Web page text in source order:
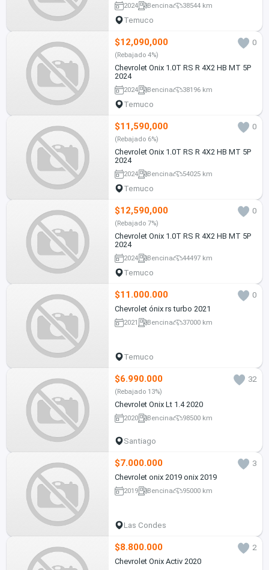
2024 Bencina 38544 km
Temuco
$12,090,000 0
(Rebajado 4%)
Chevrolet Onix 1.0T RS R 4X2 HB MT 5P
2024
2024 Bencina 38196 km
Temuco
$11,590,000 0
(Rebajado 6%)
Chevrolet Onix 1.0T RS R 4X2 HB MT 5P
2024
2024 Bencina 54025 km
Temuco
$12,590,000 0
(Rebajado 7%)
Chevrolet Onix 1.0T RS R 4X2 HB MT 5P
2024
2024 Bencina 44497 km
Temuco
$11.000.000
0
Chevrolet ónix rs turbo 2021
2021 Bencina 37000 km
Temuco
$6.990.000 32
(Rebajado 13%)
Chevrolet Onix Lt 1.4 2020
2020 Bencina 98500 km
Santiago
$7.000.000
3
Chevrolet onix 2019 onix 2019
2019 Bencina 95000 km
Las Condes
$8.800.000
2
Chevrolet Onix Activ 2020